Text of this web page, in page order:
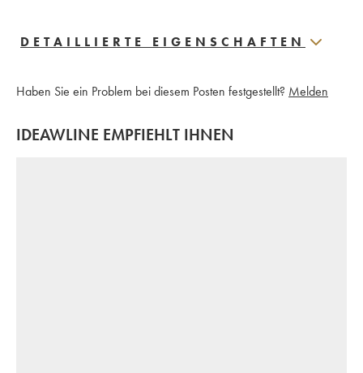
DETAILLIERTE EIGENSCHAFTEN
Haben Sie ein Problem bei diesem Posten festgestellt? Melden
IDEAWLINE EMPFIEHLT IHNEN